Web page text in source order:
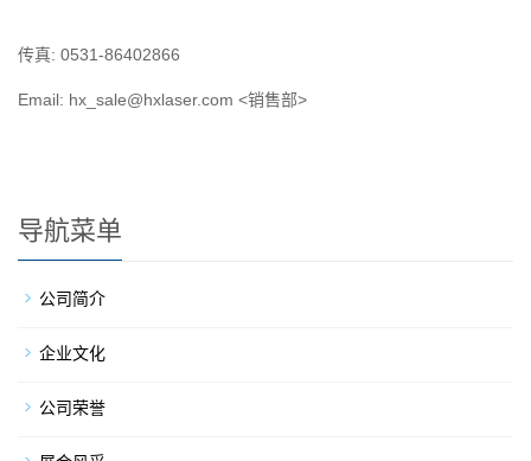
传真: 0531-86402866
Email: hx_sale@hxlaser.com <销售部>
导航菜单
公司简介
企业文化
公司荣誉